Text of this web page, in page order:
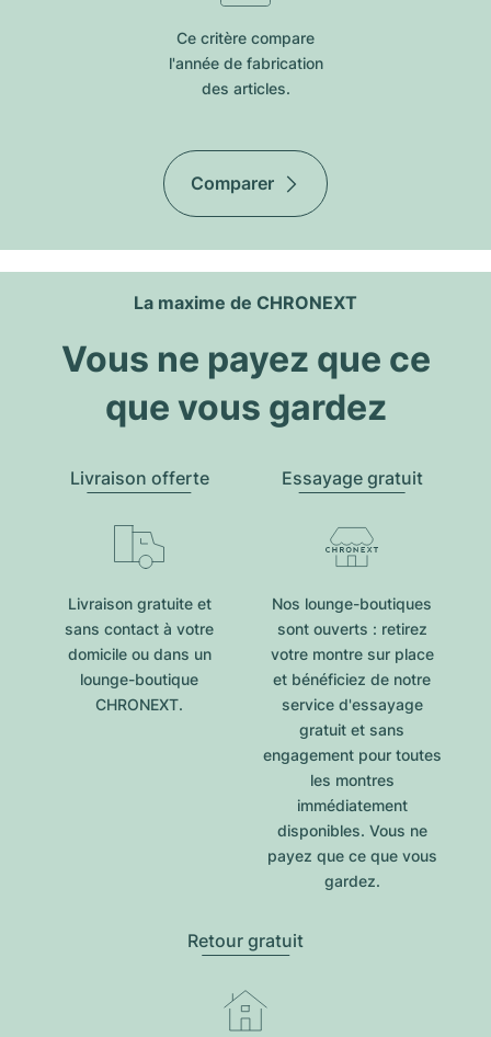
Ce critère compare
l'année de fabrication
des articles.
Comparer
La maxime de CHRONEXT
Vous ne payez que ce
que vous gardez
Livraison offerte
Livraison gratuite et
sans contact à votre
domicile ou dans un
lounge-boutique
CHRONEXT.
Essayage gratuit
Nos lounge-boutiques
sont ouverts : retirez
votre montre sur place
et bénéficiez de notre
service d'essayage
gratuit et sans
engagement pour toutes
les montres
immédiatement
disponibles. Vous ne
payez que ce que vous
gardez.
Retour gratuit